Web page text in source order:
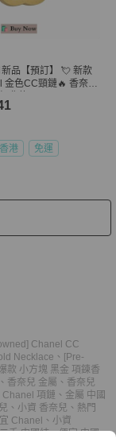
品【預訂】 💘 新款
香港 免運
Chanel CC
Necklace 、 [Pre-
款 小方塊 黑金 項鍊香
、 香奈兒 金屬 、 香奈兒
Chanel 項鏈 、 金屬 中國
、 小資 香奈兒 、 熱門
Chanel 、 小資
二手 中國結、便宜 中國